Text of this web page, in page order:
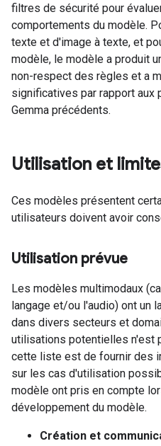
filtres de sécurité pour
comportements du modèle.
texte et d'image à texte, et
modèle, le modèle a produit
non-respect des règles et a
significatives par rapport
Gemma précédents.
Utilisation et
Ces modèles présentent
utilisateurs doivent avoir
Utilisation prévue
Les modèles multimodaux
langage et/ou l'audio) ont un
dans divers secteurs et
utilisations potentielles n'est
cette liste est de fournir des
sur les cas d'utilisation
modèle ont pris en compte
développement du modèle.
Création et